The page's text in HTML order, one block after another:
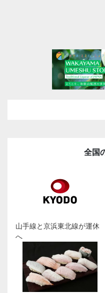
全国
山手線と京浜東北線が運休
へ